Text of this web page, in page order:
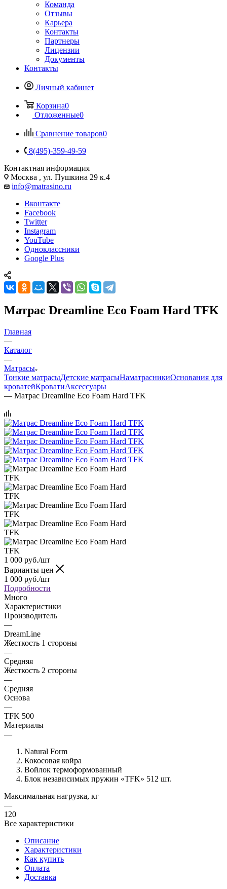
Команда
Отзывы
Карьера
Контакты
Партнеры
Лицензии
Документы
Контакты
Личный кабинет
Корзина0
Отложенные0
Сравнение товаров0
8(495)-359-49-59
Контактная информация
Москва , ул. Пушкина 29 к.4
info@matrasino.ru
Вконтакте
Facebook
Twitter
Instagram
YouTube
Одноклассники
Google Plus
Матрас Dreamline Eco Foam Hard TFK
Главная
—
Каталог
—
Матрасы
Тонкие матрасыДетские матрасыНаматрасникиОснования для
кроватейКроватиАксессуары
— Матрас Dreamline Eco Foam Hard TFK
1 000 руб./шт
Варианты цен
1 000 руб./шт
Подробности
Много
Характеристики
Производитель
—
DreamLine
Жесткость 1 стороны
—
Средняя
Жесткость 2 стороны
—
Средняя
Основа
—
TFK 500
Материалы
—
Natural Form
Кокосовая койра
Войлок термоформованный
Блок независимых пружин «TFK» 512 шт.
Максимальная нагрузка, кг
—
120
Все характеристики
Описание
Характеристики
Как купить
Оплата
Доставка